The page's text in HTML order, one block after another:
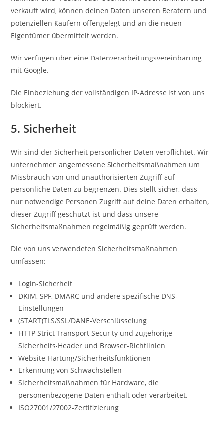
verkauft wird, können deinen Daten unseren Beratern und
potenziellen Käufern offengelegt und an die neuen
Eigentümer übermittelt werden.
Wir verfügen über eine Datenverarbeitungsvereinbarung
mit Google.
Die Einbeziehung der vollständigen IP-Adresse ist von uns
blockiert.
5. Sicherheit
Wir sind der Sicherheit persönlicher Daten verpflichtet. Wir
unternehmen angemessene Sicherheitsmaßnahmen um
Missbrauch von und unauthorisierten Zugriff auf
persönliche Daten zu begrenzen. Dies stellt sicher, dass
nur notwendige Personen Zugriff auf deine Daten erhalten,
dieser Zugriff geschützt ist und dass unsere
Sicherheitsmaßnahmen regelmäßig geprüft werden.
Die von uns verwendeten Sicherheitsmaßnahmen
umfassen:
Login-Sicherheit
DKIM, SPF, DMARC und andere spezifische DNS-
Einstellungen
(START)TLS/SSL/DANE-Verschlüsselung
HTTP Strict Transport Security und zugehörige
Sicherheits-Header und Browser-Richtlinien
Website-Härtung/Sicherheitsfunktionen
Erkennung von Schwachstellen
Sicherheitsmaßnahmen für Hardware, die
personenbezogene Daten enthält oder verarbeitet.
ISO27001/27002-Zertifizierung